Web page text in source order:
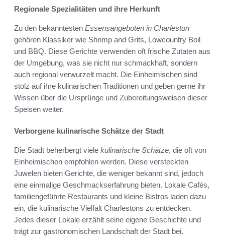
Regionale Spezialitäten und ihre Herkunft
Zu den bekanntesten Essensangeboten in Charleston
gehören Klassiker wie Shrimp and Grits, Lowcountry Boil
und BBQ. Diese Gerichte verwenden oft frische Zutaten aus
der Umgebung, was sie nicht nur schmackhaft, sondern
auch regional verwurzelt macht. Die Einheimischen sind
stolz auf ihre kulinarischen Traditionen und geben gerne ihr
Wissen über die Ursprünge und Zubereitungsweisen dieser
Speisen weiter.
Verborgene kulinarische Schätze der Stadt
Die Stadt beherbergt viele kulinarische Schätze, die oft von
Einheimischen empfohlen werden. Diese versteckten
Juwelen bieten Gerichte, die weniger bekannt sind, jedoch
eine einmalige Geschmackserfahrung bieten. Lokale Cafés,
familiengeführte Restaurants und kleine Bistros laden dazu
ein, die kulinarische Vielfalt Charlestons zu entdecken.
Jedes dieser Lokale erzählt seine eigene Geschichte und
trägt zur gastronomischen Landschaft der Stadt bei.